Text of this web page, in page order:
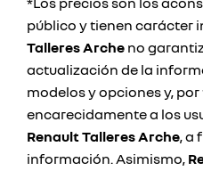
público y tienen carácter
Talleres Arche no
actualización de la
modelos y opciones y,
encarecidamente a los
Renault Talleres Arche, a
información. Asimismo,